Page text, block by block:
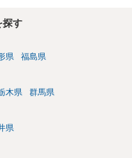
交際を解消した2人が当日
が働くことも無理からぬ
アリーナ席であれば隣り
わってくるかもしれませ
定する特定興行入場券に
には、チケット引渡し以
るのかを追求した解決が
題なので、弁護士によっ
探す
県 福島県
木県 群馬県
県